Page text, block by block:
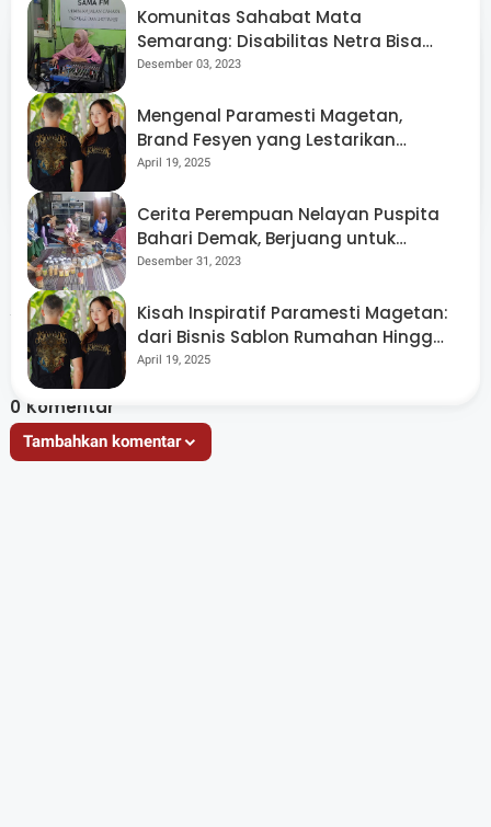
babad.id | Stori Loka
Jawa
babad.id | Stori Loka Jawa merupakan media online
berbasis multimedia dengan konten utama seputar
seni, budaya dan sejarah Jawa. Babad.id juga
membuka ruang opini kepada penulis lepas.
Artikel Terkait
0 Komentar
Tambahkan komentar
Komunitas Sahabat Mata
Semarang: Disabilitas Netra Bisa
Berdaya dan Mandiri
Desember 03, 2023
Mengenal Paramesti Magetan,
Brand Fesyen yang Lestarikan
Budaya Jawa Melalui Desain Kaos
April 19, 2025
Cerita Perempuan Nelayan Puspita
Bahari Demak, Berjuang untuk
Setara dan Berdaya di Tengah
Desember 31, 2023
Kisah Inspiratif Paramesti Magetan:
dari Bisnis Sablon Rumahan Hingga
Beromzet Miliaran Rupiah
April 19, 2025